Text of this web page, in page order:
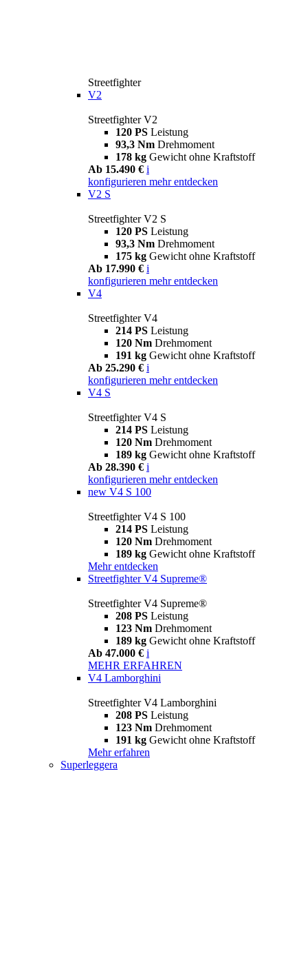
Streetfighter
V2
Streetfighter V2
120 PS Leistung
93,3 Nm Drehmoment
178 kg Gewicht ohne Kraftstoff
Ab 15.490 € i
konfigurieren mehr entdecken
V2 S
Streetfighter V2 S
120 PS Leistung
93,3 Nm Drehmoment
175 kg Gewicht ohne Kraftstoff
Ab 17.990 € i
konfigurieren mehr entdecken
V4
Streetfighter V4
214 PS Leistung
120 Nm Drehmoment
191 kg Gewicht ohne Kraftstoff
Ab 25.290 € i
konfigurieren mehr entdecken
V4 S
Streetfighter V4 S
214 PS Leistung
120 Nm Drehmoment
189 kg Gewicht ohne Kraftstoff
Ab 28.390 € i
konfigurieren mehr entdecken
new V4 S 100
Streetfighter V4 S 100
214 PS Leistung
120 Nm Drehmoment
189 kg Gewicht ohne Kraftstoff
Mehr entdecken
Streetfighter V4 Supreme®
Streetfighter V4 Supreme®
208 PS Leistung
123 Nm Drehmoment
189 kg Gewicht ohne Kraftstoff
Ab 47.000 € i
MEHR ERFAHREN
V4 Lamborghini
Streetfighter V4 Lamborghini
208 PS Leistung
123 Nm Drehmoment
191 kg Gewicht ohne Kraftstoff
Mehr erfahren
Superleggera